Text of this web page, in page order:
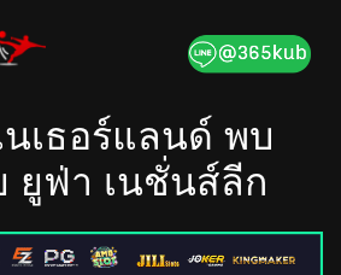
นเธอร์แลนด์ พบ
ยูฟ่า เนชั่นส์ลีก